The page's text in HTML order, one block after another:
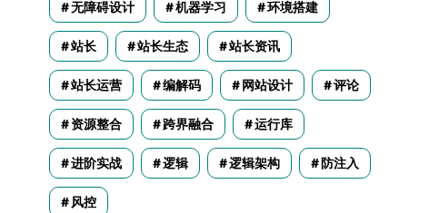
无障碍设计 机器学习 环境搭建
站长 站长生态 站长资讯
站长运营 编解码 网站设计 评论
资源整合 跨界融合 运行库
进阶实战 逻辑 逻辑架构 防注入
风控